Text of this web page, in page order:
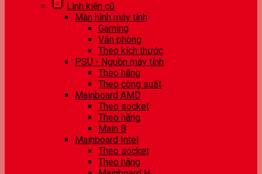
Linh kiện cũ
Màn hình máy tính
Gaming
Văn phòng
Theo kích thước
PSU - Nguồn máy tính
Theo hãng
Theo công suất
Mainboard AMD
Theo socket
Theo hãng
Main B
Mainboard Intel
Theo socket
Theo hãng